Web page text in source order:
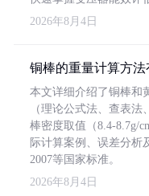
2026年8月4日
铜棒的重量计算方法
本文详细介绍了铜棒和
（理论公式法、查表
棒密度取值（8.4-8.7g/
际计算案例、误差分析
2007等国家标准。
2026年8月4日